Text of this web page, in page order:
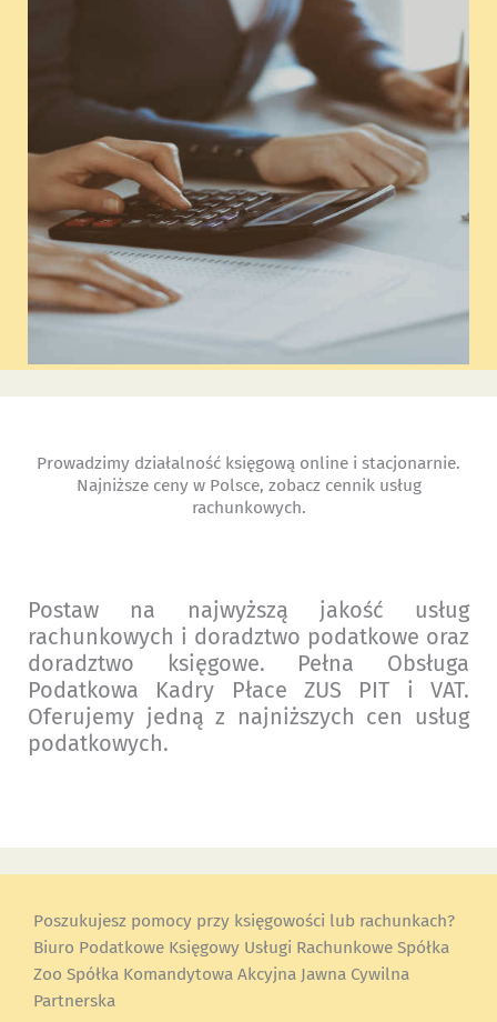
Prowadzimy działalność księgową online i stacjonarnie.
Najniższe ceny w Polsce, zobacz cennik usług
rachunkowych.
Postaw na najwyższą jakość usług
rachunkowych i doradztwo podatkowe oraz
doradztwo księgowe. Pełna Obsługa
Podatkowa Kadry Płace ZUS PIT i VAT.
Oferujemy jedną z najniższych cen usług
podatkowych.
Poszukujesz pomocy przy księgowości lub rachunkach?
Biuro Podatkowe Księgowy Usługi Rachunkowe Spółka
Zoo Spółka Komandytowa Akcyjna Jawna Cywilna
Partnerska